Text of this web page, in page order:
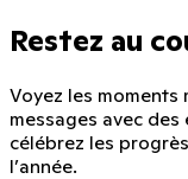
Restez au
Voyez les moments
messages avec
célébrez les
l’année.